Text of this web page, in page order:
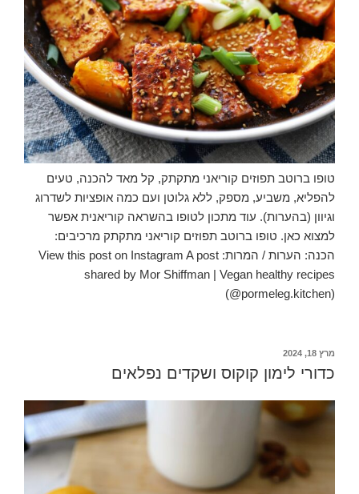
טופו ברוטב תפוזים קוריאני מתקתק, קל מאד להכנה, טעים
להפליא, משביע, מספק, ללא גלוטן ועם כמה אופציות לשדרוג
וגיוון (בהערות). עוד מתכון לטופו בהשראה קוריאנית אפשר
למצוא כאן. טופו ברוטב תפוזים קוריאני מתקתק מרכיבים:
הכנה: הערות / המרות: View this post on Instagram A post
shared by Mor Shiffman | Vegan healthy recipes
(@pormeleg.kitchen)
פורסם
מרץ 18, 2024
כדורי לימון קוקוס ושקדים נפלאים